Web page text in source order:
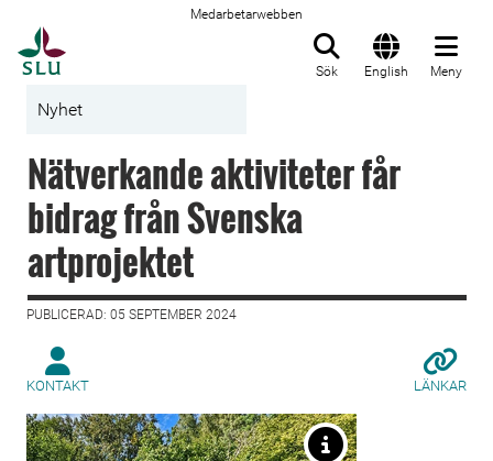
Medarbetarwebben
Sök English Meny
Nyhet
Nätverkande aktiviteter får
bidrag från Svenska
artprojektet
PUBLICERAD: 05 SEPTEMBER 2024
KONTAKT LÄNKAR